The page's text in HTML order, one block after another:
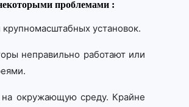
проблемами :
установок.
неправильно работают или
на окружающую среду. Крайне